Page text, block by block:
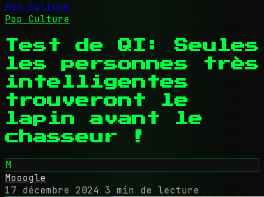
Pop Culture
Pop Culture
Test de QI: Seules
les personnes très
intelligentes
trouveront le
lapin avant le
chasseur !
M
Mooogle
17 décembre 2024 3 min de lecture